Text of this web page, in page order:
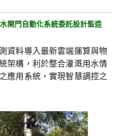
閘門自動化系統委託設計監造
料導入最新雲端運算與物
架構，利於整合灌溉用水情
應用系統，實現智慧調控之